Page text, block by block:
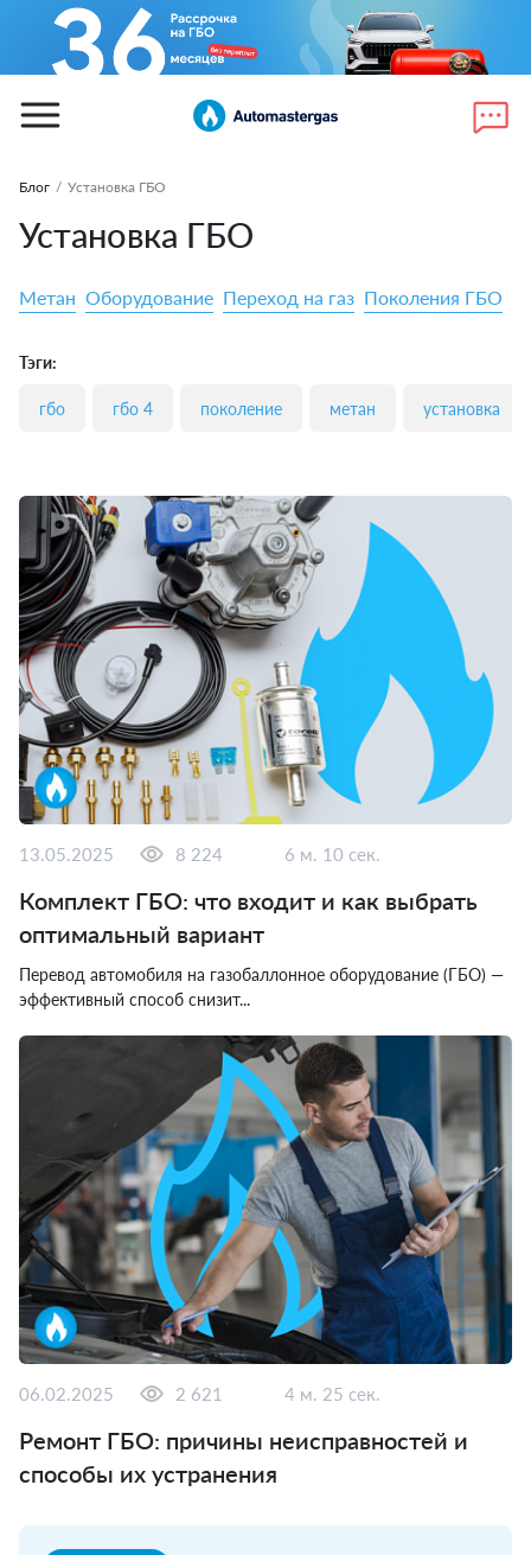
Блог / Установка ГБО
Установка ГБО
13.05.2025 8 224 6 м. 10 сек.
Комплект ГБО: что входит и как выбрать
оптимальный вариант
Перевод автомобиля на газобаллонное оборудование (ГБО) —
эффективный способ снизит...
06.02.2025 2 621 4 м. 25 сек.
Ремонт ГБО: причины неисправностей и
способы их устранения
Метан Оборудование Переход на газ Поколения ГБО
Тэги:
гбо гбо 4 поколение метан установка